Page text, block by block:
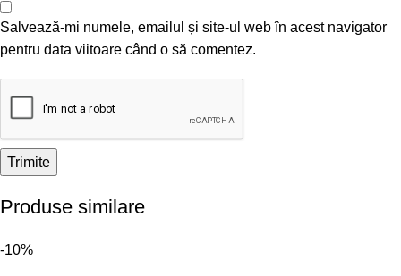
Salvează-mi numele, emailul și site-ul web în acest navigator
pentru data viitoare când o să comentez.
Produse similare
-10%